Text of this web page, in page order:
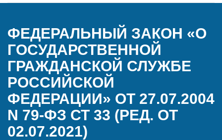
ФЕДЕРАЛЬНЫЙ ЗАКОН «О
ГОСУДАРСТВЕННОЙ
ГРАЖДАНСКОЙ СЛУЖБЕ
РОССИЙСКОЙ
ФЕДЕРАЦИИ» ОТ 27.07.2004
N 79-ФЗ СТ 33 (РЕД. ОТ
02.07.2021)